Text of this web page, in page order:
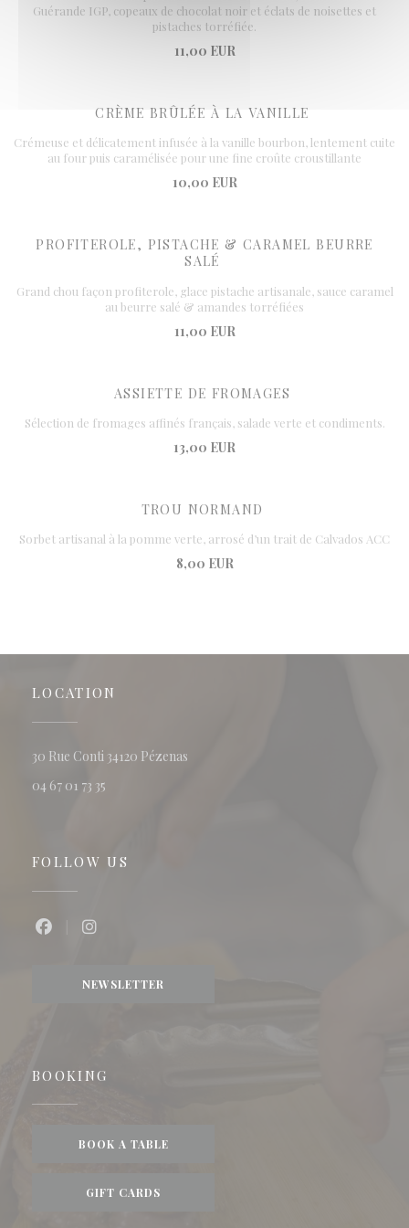
Guérande IGP, copeaux de chocolat noir et éclats de noisettes et
pistaches torréfiée.
11,00 EUR
CRÈME BRÛLÉE À LA VANILLE
Crémeuse et délicatement infusée à la vanille bourbon, lentement cuite
au four puis caramélisée pour une fine croûte croustillante
10,00 EUR
PROFITEROLE, PISTACHE & CARAMEL BEURRE
SALÉ
Grand chou façon profiterole, glace pistache artisanale, sauce caramel
au beurre salé & amandes torréfiées
11,00 EUR
ASSIETTE DE FROMAGES
Sélection de fromages affinés français, salade verte et condiments.
13,00 EUR
TROU NORMAND
Sorbet artisanal à la pomme verte, arrosé d’un trait de Calvados ACC
8,00 EUR
LOCATION
30 Rue Conti 34120 Pézenas
04 67 01 73 35
FOLLOW US
NEWSLETTER
BOOKING
BOOK A TABLE
GIFT CARDS